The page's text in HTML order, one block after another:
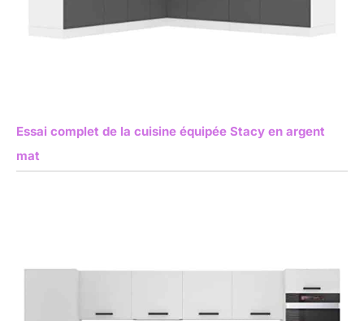
Essai complet de la cuisine équipée Stacy en argent
mat